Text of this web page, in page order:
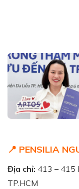
📍 PENSILIA
Địa chỉ: 413 – 415
TP.HCM